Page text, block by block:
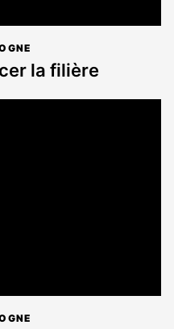
la filière